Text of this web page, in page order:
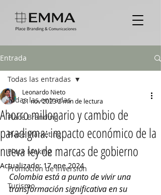
Entrada
Todas las entradas
Place Branding
Place Marketing
Place Making
Promoción de Inversión
Turismo
Todas las entradas
Ahorro millonario y cambio de
paradigma: impacto económico de la
nueva ley de marcas de gobierno
Leonardo Nieto
21 nov 20232 min de lectura
Actualizado:17 ene 2024
Colombia está a punto de vivir una
transformación significativa en su